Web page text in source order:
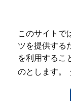
このサイトで
ツを提供する
を利用するこ
のとします。